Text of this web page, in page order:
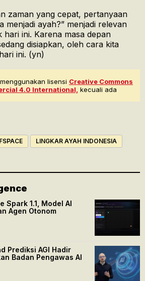
zaman yang cepat, pertanyaan
menjadi ayah?” menjadi relevan
hari ini. Karena masa depan
disiapkan, oleh cara kita
ini. (yn)
lisensi Creative Commons
4.0 International, kecuali ada
LINGKAR AYAH INDONESIA
Spark 1.1, Model AI
Agen Otonom
Prediksi AGI Hadir
Badan Pengawas AI